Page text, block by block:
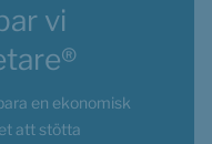
vi
en ekonomisk
att stötta